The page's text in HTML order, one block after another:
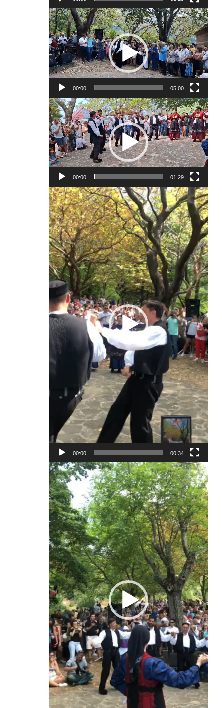
Πρόγραμμα
Αναπαραγωγής
Βίντεο
00:00 05:00
Πρόγραμμα
Αναπαραγωγής
Βίντεο
00:00 01:29
Πρόγραμμα
Αναπαραγωγής
Βίντεο
00:00 00:34
Πρόγραμμα
Αναπαραγωγής
Βίντεο